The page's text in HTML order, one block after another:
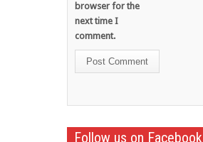
browser for the
next time I
comment.
Follow us on Facebook